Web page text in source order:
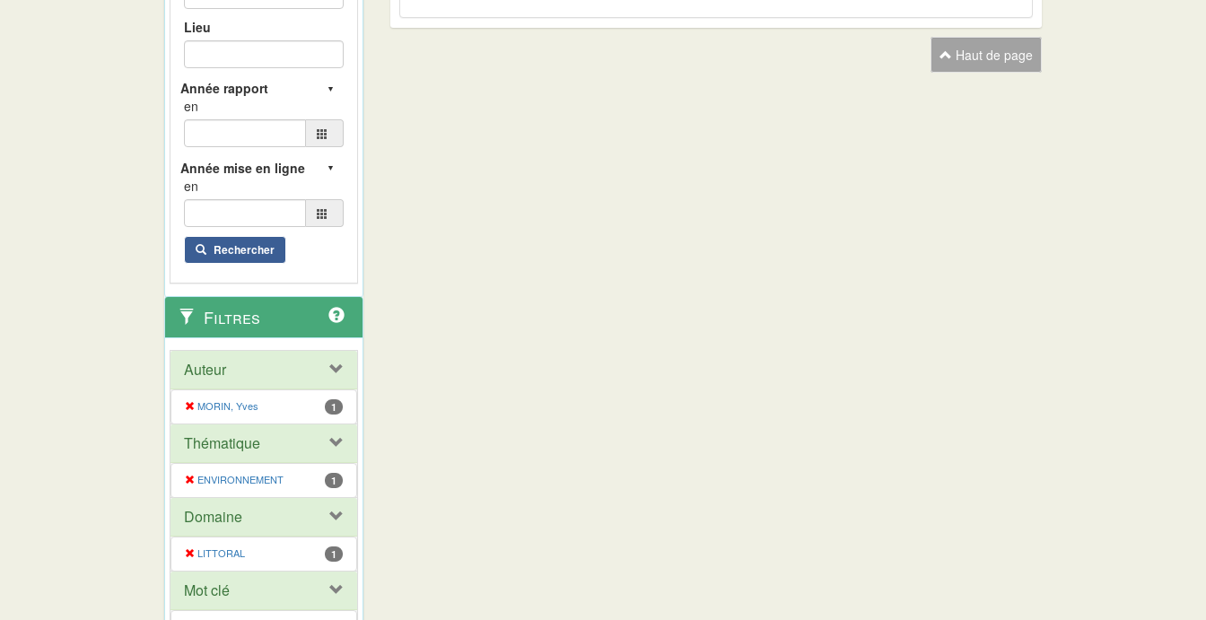
Lieu
en
en
Rechercher
Filtres
Auteur
MORIN, Yves 1
Thématique
ENVIRONNEMENT 1
Domaine
LITTORAL 1
Mot clé
Haut de page